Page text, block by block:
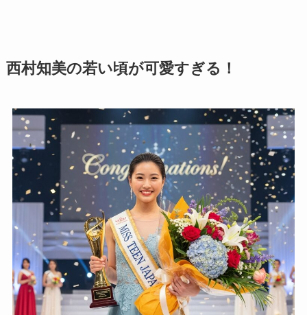
西村知美の若い頃が可愛すぎる！